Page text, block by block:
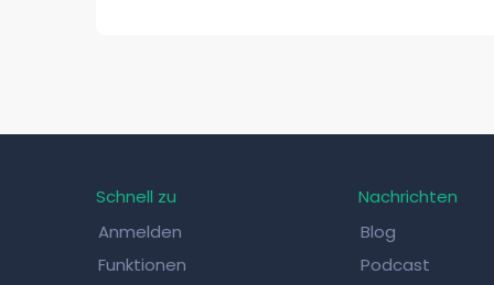
Schnell zu
Anmelden
Funktionen
Nachrichten
Blog
Podcast